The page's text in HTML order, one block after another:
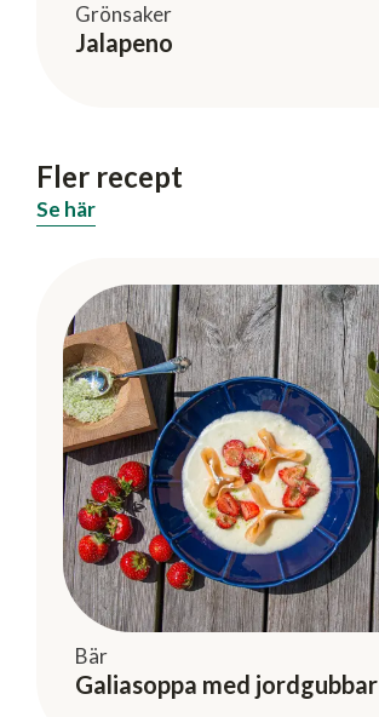
Grönsaker
Jalapeno
Fler recept
Se här
Bär
Galiasoppa med jordgubbar